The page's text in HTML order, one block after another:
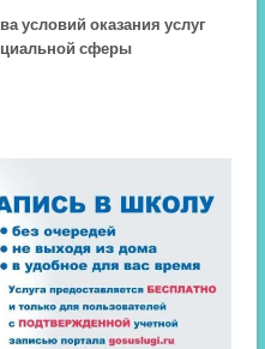
условий оказания услуг
сферы